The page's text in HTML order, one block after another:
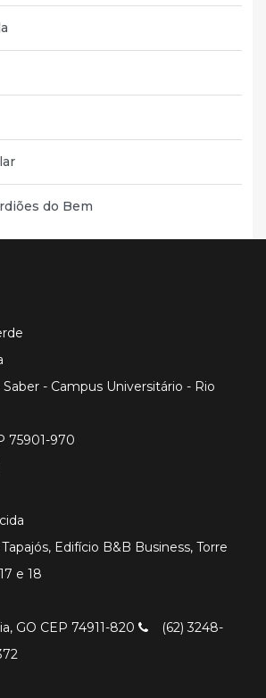
do Bem
- Campus Universitário - Rio
75901-970
Edifício B&B Business, Torre
e 18
GO CEP 74911-820
(62) 3248-